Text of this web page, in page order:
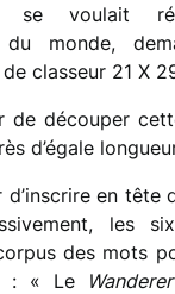
se voulait
du monde,
classeur 21 X
de découper
d’égale
d’inscrire en tête
les
des mots
: « Le
Wanderer